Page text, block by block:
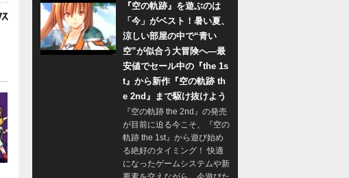
『空の軌跡』を遊ぶのは
「今」がベスト！暑い夏、
涼しい部屋の中で“青い
空”が似合う大冒険へ―最
安値でセール中の『the 1s
t』から新作『空の軌跡 th
e 2nd』まで駆け抜けよう
『空の軌跡 the 2nd』の発売
が目前に迫る今こそ、『空の
軌跡 the 1st』から遊び始め
る絶好のタイミング！ 快適
になったゲームシステムや新